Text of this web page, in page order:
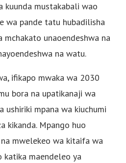
kuunda mustakabali wao
wa pande tatu hubadilisha
mchakato unaoendeshwa na
na watu.
ifikapo mwaka wa 2030
bora na upatikanaji wa
ushiriki mpana wa kiuchumi
kikanda. Mpango huo
mwelekeo wa kitaifa wa
katika maendeleo ya